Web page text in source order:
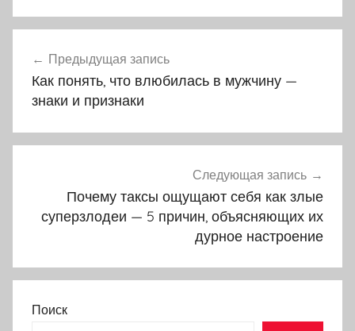
по
записям
Предыдущая запись
Как понять, что влюбилась в мужчину —
знаки и признаки
Следующая запись
Почему таксы ощущают себя как злые
суперзлодеи — 5 причин, объясняющих их
дурное настроение
Поиск